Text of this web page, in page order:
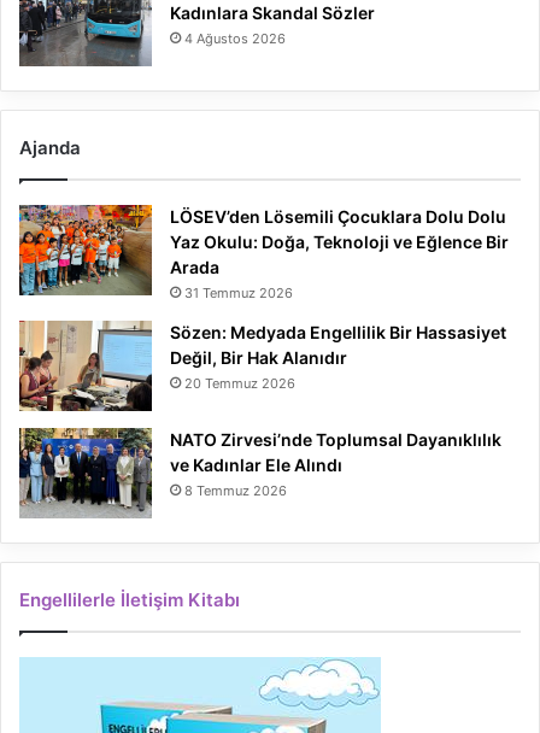
Kadınlara Skandal Sözler
4 Ağustos 2026
Ajanda
LÖSEV’den Lösemili Çocuklara Dolu Dolu
Yaz Okulu: Doğa, Teknoloji ve Eğlence Bir
Arada
31 Temmuz 2026
Sözen: Medyada Engellilik Bir Hassasiyet
Değil, Bir Hak Alanıdır
20 Temmuz 2026
NATO Zirvesi’nde Toplumsal Dayanıklılık
ve Kadınlar Ele Alındı
8 Temmuz 2026
Engellilerle İletişim Kitabı